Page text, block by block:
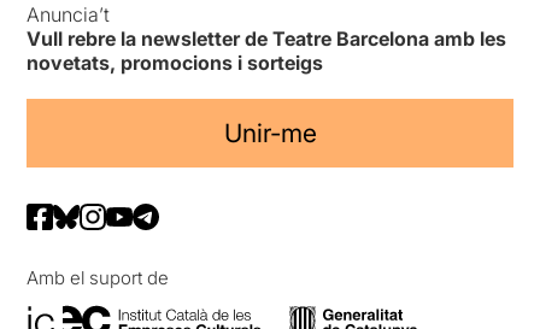
Anuncia’t
Vull rebre la newsletter de Teatre Barcelona amb les
novetats, promocions i sorteigs
Unir-me
Amb el suport de